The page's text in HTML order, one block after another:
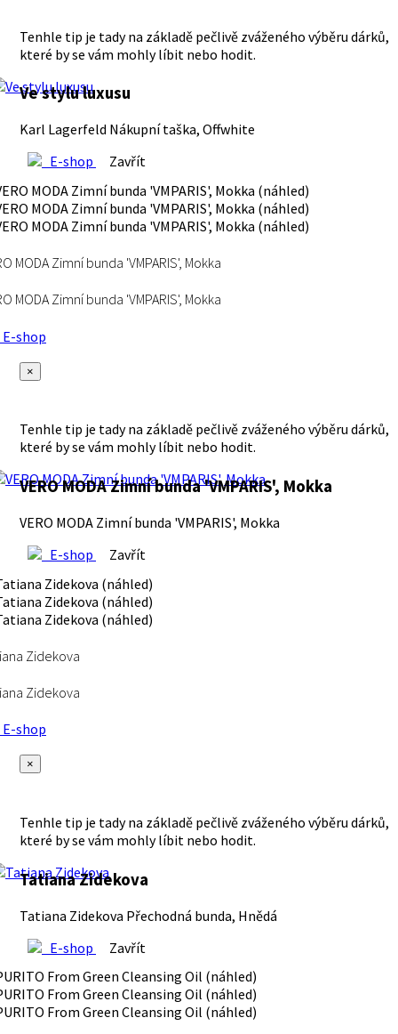
Tenhle tip je tady na základě pečlivě zváženého výběru dárků,
které by se vám mohly líbit nebo hodit.
Ve stylu luxusu
Karl Lagerfeld Nákupní taška, Offwhite
E-shop
Zavřít
MODA Zimní bunda 'VMPARIS', Mokka
MODA Zimní bunda 'VMPARIS', Mokka
shop
×
Tenhle tip je tady na základě pečlivě zváženého výběru dárků,
které by se vám mohly líbit nebo hodit.
VERO MODA Zimní bunda 'VMPARIS', Mokka
VERO MODA Zimní bunda 'VMPARIS', Mokka
E-shop
Zavřít
Zidekova
Zidekova
shop
×
Tenhle tip je tady na základě pečlivě zváženého výběru dárků,
které by se vám mohly líbit nebo hodit.
Tatiana Zidekova
Tatiana Zidekova Přechodná bunda, Hnědá
E-shop
Zavřít